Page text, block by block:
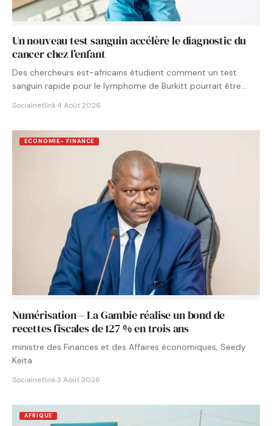
Un nouveau test sanguin accélère le diagnostic du
cancer chez l’enfant
Des chercheurs est-africains étudient comment un test
sanguin rapide pour le lymphome de Burkitt pourrait être
Socialnetlink·4 Août 2026
ECONOMIE- FINANCE
Numérisation – La Gambie réalise un bond de
recettes fiscales de 127 % en trois ans
ministre des Finances et des Affaires économiques, Seedy
Keita
Socialnetlink·3 Août 2026
AFRIQUE